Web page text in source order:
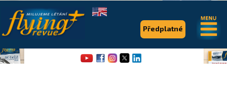
Předplatné
.